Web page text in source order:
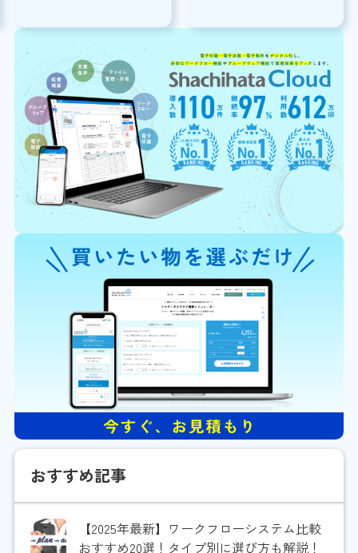
おすすめ記事
【2025年最新】ワークフローシステム比較
おすすめ20選！タイプ別に選び方も解説！